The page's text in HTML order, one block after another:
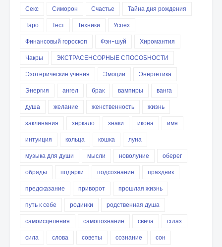
Секс
Симорон Счастье
Тайна дня рождения
Таро
Тест Техники
Успех
Финансовый гороскоп
Фэн-шуй
Хиромантия
Чакры
ЭКСТРАСЕНСОРНЫЕ СПОСОБНОСТИ
Эзотерические учения
Эмоции
Энергетика
Энергия
ангел брак вампиры
ванга
душа
желание женственность
жизнь
заклинания
зеркало знаки икона
имя
интуиция
кольца кошка
луна
музыка для души
мысли новолуние
оберег
обряды
подарки подсознание
праздник
предсказание
приворот
прошлая жизнь
путь к себе
родинки
родственная душа
самоисцеления
самопознание свеча
сглаз
сила
слова советы сознание сон